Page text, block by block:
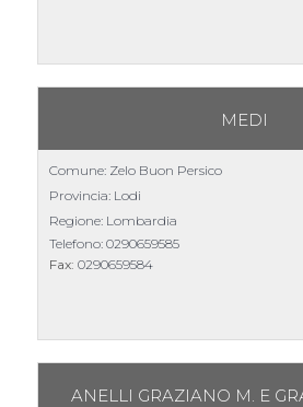
MEDI
Comune: Zelo Buon Persico
Provincia: Lodi
Regione: Lombardia
Telefono: 0290659585
Fax: 0290659584
ANELLI GRAZIANO M. E